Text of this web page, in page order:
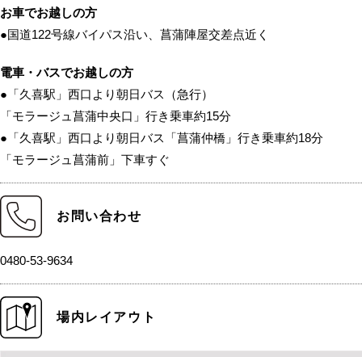
お車でお越しの方
●国道122号線バイパス沿い、菖蒲陣屋交差点近く
電車・バスでお越しの方
●「久喜駅」西口より朝日バス（急行）
「モラージュ菖蒲中央口」行き乗車約15分
●「久喜駅」西口より朝日バス「菖蒲仲橋」行き乗車約18分
「モラージュ菖蒲前」下車すぐ
お問い合わせ
0480-53-9634
場内レイアウト